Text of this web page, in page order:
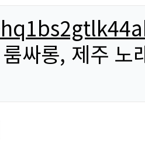
싸롱, 제주 노